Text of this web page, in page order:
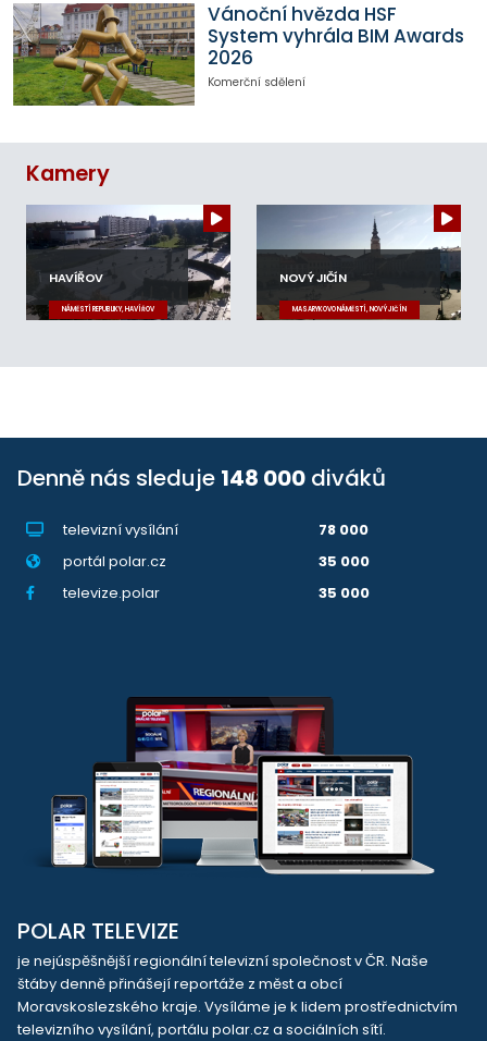
Vánoční hvězda HSF
System vyhrála BIM Awards
2026
Komerční sdělení
Kamery
HAVÍŘOV
NÁMĚSTÍ REPUBLIKY, HAVÍŘOV
NOVÝ JIČÍN
MASARYKOVO NÁMĚSTÍ, NOVÝ JIČÍN
Denně nás sleduje 148 000 diváků
televizní vysílání
78 000
portál polar.cz
35 000
televize.polar
35 000
POLAR TELEVIZE
je nejúspěšnější regionální televizní společnost v ČR. Naše
štáby denně přinášejí reportáže z měst a obcí
Moravskoslezského kraje. Vysíláme je k lidem prostřednictvím
televizního vysílání, portálu polar.cz a sociálních sítí.